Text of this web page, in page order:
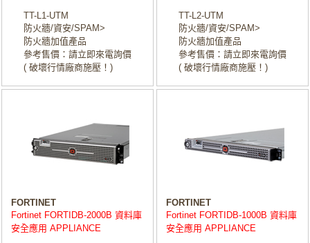
TT-L1-UTM
防火牆/資安/SPAM>
防火牆加值產品
參考售價：請立即來電詢價
( 破壞行情廠商施壓！)
TT-L2-UTM
防火牆/資安/SPAM>
防火牆加值產品
參考售價：請立即來電詢價
( 破壞行情廠商施壓！)
FORTINET
Fortinet FORTIDB-2000B 資料庫
安全應用 APPLIANCE
FORTINET
Fortinet FORTIDB-1000B 資料庫
安全應用 APPLIANCE